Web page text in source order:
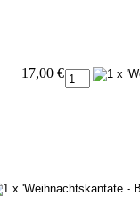
17,00 €